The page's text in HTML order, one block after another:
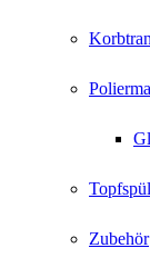
Zubehör